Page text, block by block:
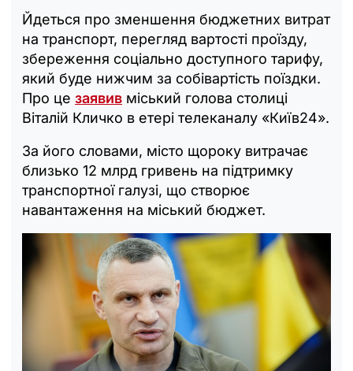
Йдеться про зменшення бюджетних витрат
на транспорт, перегляд вартості проїзду,
збереження соціально доступного тарифу,
який буде нижчим за собівартість поїздки.
Про це заявив міський голова столиці
Віталій Кличко в етері телеканалу «Київ24».
За його словами, місто щороку витрачає
близько 12 млрд гривень на підтримку
транспортної галузі, що створює
навантаження на міський бюджет.